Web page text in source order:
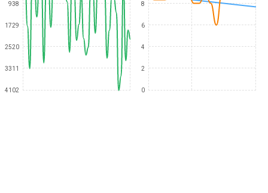
938
1729
2520
3311
4102
8
6
4
2
0